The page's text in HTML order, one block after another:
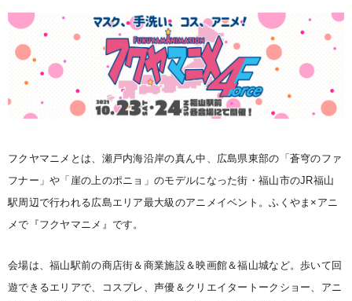
フクヤマニメとは、瀬戸内海沿岸の真ん中、広島県東部の「蒼穹のファ
フナー」や「崖の上のポニョ」のモデルになった街・福山市のJR福山
駅周辺で行われる広島エリア最大級のアニメイベント。ふくやま×アニ
メで『フクヤマニメ』です。
会場は、福山駅前の商店街＆商業施設＆映画館＆福山城など。歩いて回
遊できるエリアで、コスプレ、声優＆クリエイタートークショー、アニ